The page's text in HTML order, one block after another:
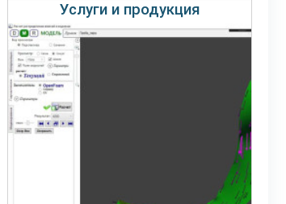
Услуги и продукция